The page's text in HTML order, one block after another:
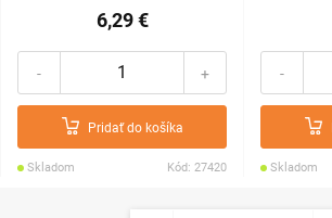
6,29 €
- +
Pridať do košíka
Skladom Kód: 27420
-
Skladom